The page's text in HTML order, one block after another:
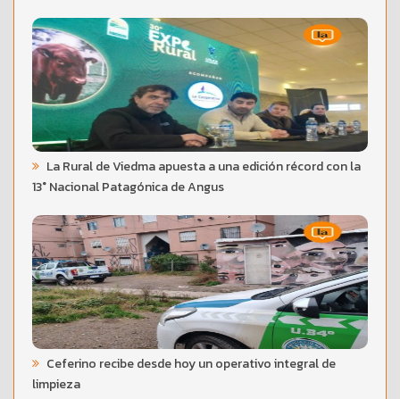
La Rural de Viedma apuesta a una edición récord con la
13° Nacional Patagónica de Angus
Ceferino recibe desde hoy un operativo integral de
limpieza